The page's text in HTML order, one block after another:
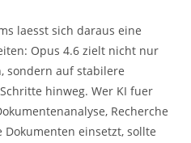
laesst sich daraus eine
Opus 4.6 zielt nicht nur
sondern auf stabilere
hinweg. Wer KI fuer
Recherche
Dokumenten einsetzt, sollte